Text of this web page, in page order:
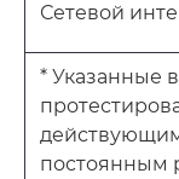
Сетевой
* Указанные
постоянным